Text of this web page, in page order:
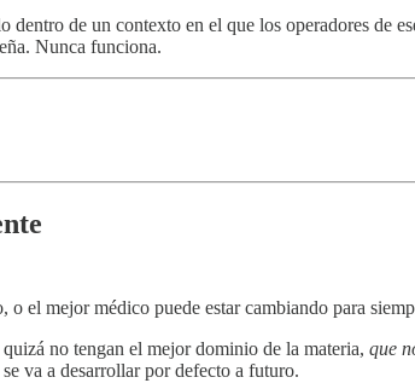
de un contexto en el que los operadores de
Nunca funciona.
el mejor médico puede estar cambiando para
no tengan el mejor dominio de la materia, que
va a desarrollar por defecto a futuro.